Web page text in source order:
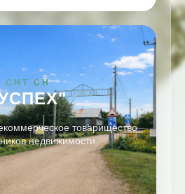
СНТ СН
товарищество
недвижимости.